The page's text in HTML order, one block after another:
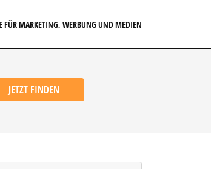
FÜR MARKETING, WERBUNG UND MEDIEN
JETZT FINDEN